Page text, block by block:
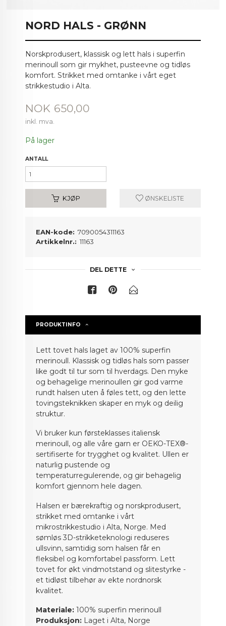
NORD HALS - GRØNN
Norskprodusert, klassisk og lett hals i superfin
merinoull som gir mykhet, pusteevne og tidløs
komfort. Strikket med omtanke i vårt eget
strikkestudio i Alta.
Pris
NOK 650,00
inkl. mva.
På lager
ANTALL
KJØP ØNSKELISTE
EAN-kode: 7090054311163
Artikkelnr.: 11163
DEL DETTE
PRODUKTINFO
Lett tovet hals laget av 100% superfin
merinoull. Klassisk og tidløs hals som passer
like godt til tur som til hverdags. Den myke
og behagelige merinoullen gir god varme
rundt halsen uten å føles tett, og den lette
tovingsteknikken skaper en myk og deilig
struktur.
Vi bruker kun førsteklasses italiensk
merinoull, og alle våre garn er OEKO-TEX®-
sertifiserte for trygghet og kvalitet. Ullen er
naturlig pustende og
temperaturregulerende, og gir behagelig
komfort gjennom hele dagen.
Halsen er bærekraftig og norskprodusert,
strikket med omtanke i vårt
mikrostrikkestudio i Alta, Norge. Med
sømløs 3D-strikketeknologi reduseres
ullsvinn, samtidig som halsen får en
fleksibel og komfortabel passform. Lett
tovet for økt vindmotstand og slitestyrke -
et tidløst tilbehør av ekte nordnorsk
kvalitet.
Materiale: 100% superfin merinoull
Produksjon: Laget i Alta, Norge